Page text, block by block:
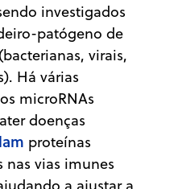
investigados
patógeno de
virais,
Há várias
microRNAs
doenças
proteínas
nas vias imunes